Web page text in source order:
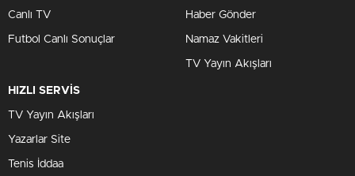
Canlı TV
Futbol Canlı Sonuçlar
Haber Gönder
Namaz Vakitleri
TV Yayın Akışları
HIZLI SERVİS
TV Yayın Akışları
Yazarlar Site
Tenis İddaa